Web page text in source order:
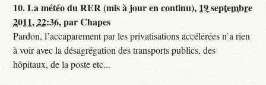
10.La météo du RER (mis à jour en continu), 19 septembre
2011, 22:36,parChapes
Pardon, l’accaparement par les privatisations accélérées n’a rien
à voir avec la désagrégation des transports publics, des
hôpitaux, de la poste etc...